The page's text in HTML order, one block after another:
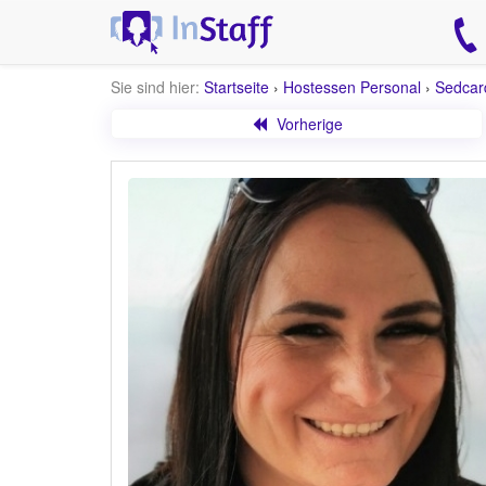
Sie sind hier: Startseite › Hostessen Personal ›
Vorherige